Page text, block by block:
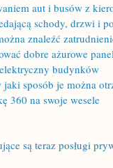
aut i busów z
schody, drzwi i
znaleźć
dobre ażurowe
budynków
sposób je można
360 na swoje wesele
są teraz posługi